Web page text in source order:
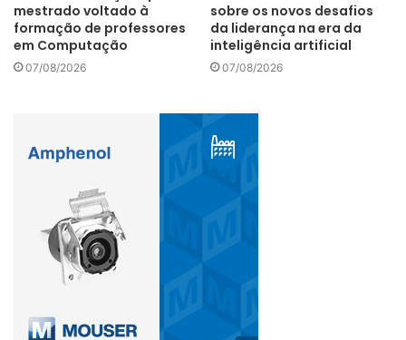
mestrado voltado à
formação de professores
em Computação
07/08/2026
sobre os novos desafios
da liderança na era da
inteligência artificial
07/08/2026